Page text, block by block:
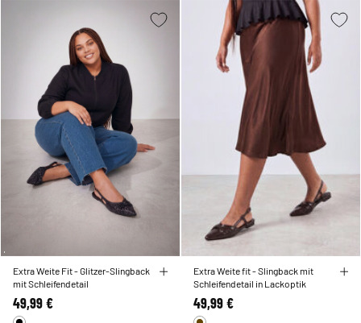
Extra Weite Fit - Glitzer-Slingback
mit Schleifendetail
49,99 €
Extra Weite fit - Slingback mit
Schleifendetail in Lackoptik
49,99 €